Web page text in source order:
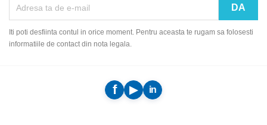
Iti poti desfiinta contul in orice moment. Pentru aceasta te rugam sa folosesti
informatiile de contact din nota legala.